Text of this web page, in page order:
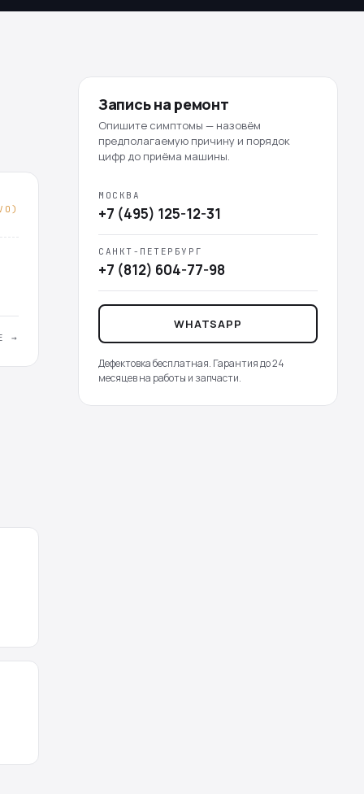
→
Запись на ремонт
Опишите симптомы — назовём
предполагаемую причину и порядок
цифр до приёма машины.
МОСКВА
+7 (495) 125-12-31
САНКТ-ПЕТЕРБУРГ
+7 (812) 604-77-98
WHATSAPP
Дефектовка бесплатная. Гарантия до 24
месяцев на работы и запчасти.